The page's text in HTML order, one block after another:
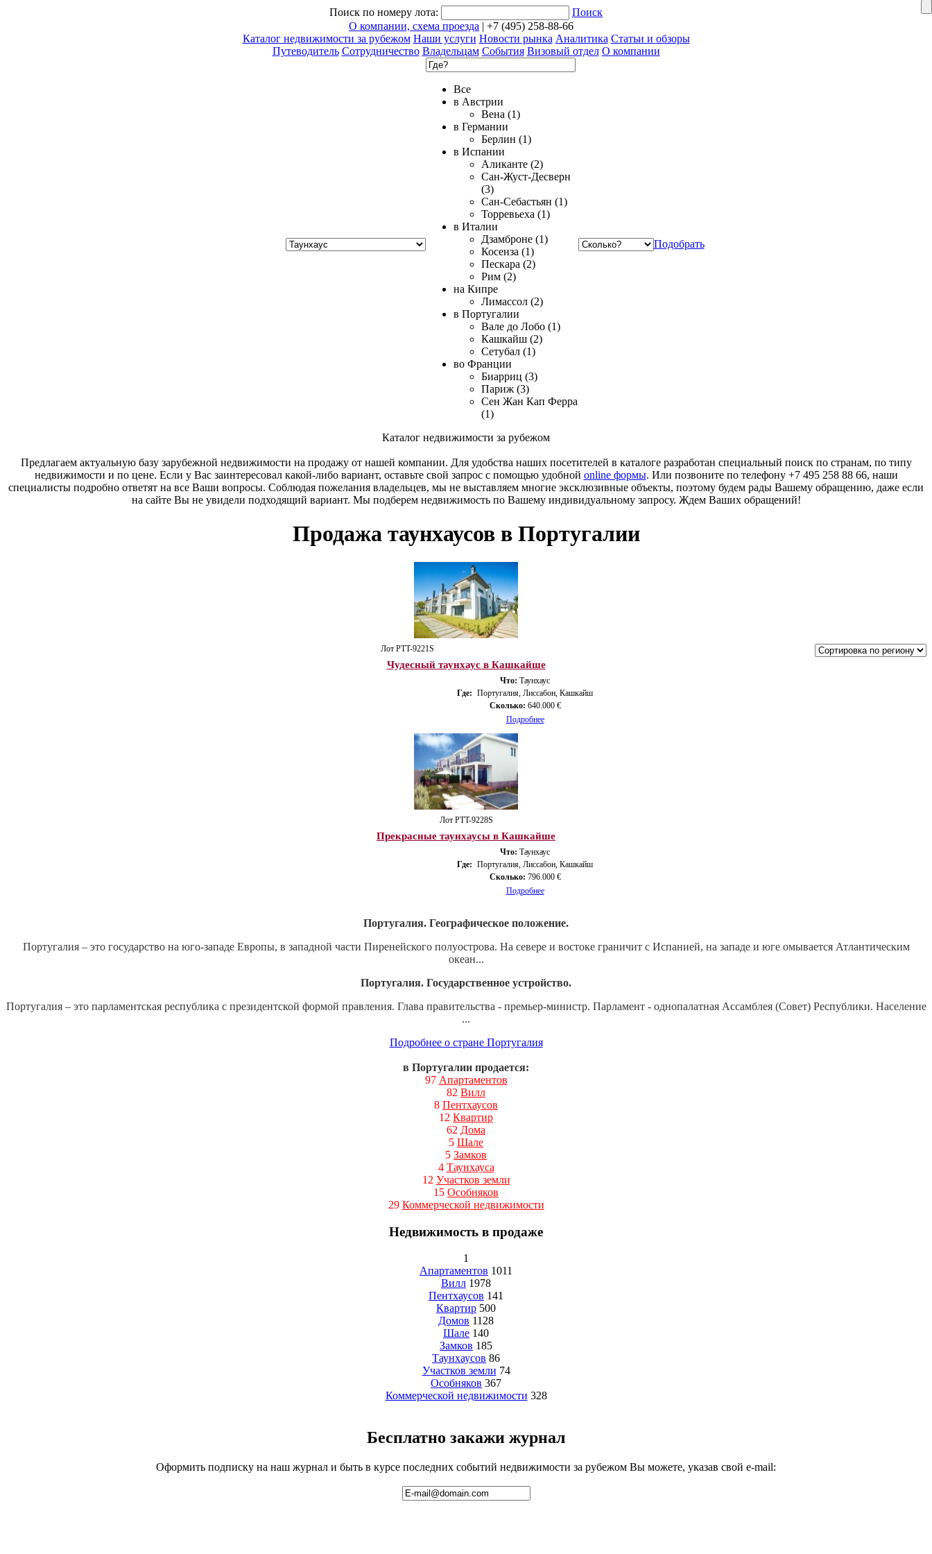
Поиск по номеру лота:
Поиск
О компании, схема проезда | +7 (495) 258-88-66
Каталог недвижимости за рубежом Наши услуги Новости рынка Аналитика Статьи и обзоры
Путеводитель Сотрудничество Владельцам События Визовый отдел О компании
Все
в Австрии
Вена (1)
в Германии
Берлин (1)
в Испании
Аликанте (2)
Сан-Жуст-Десверн
(3)
Сан-Себастьян (1)
Торревьеха (1)
в Италии
Дзамброне (1)
Косенза (1)
Пескара (2)
Рим (2)
на Кипре
Лимассол (2)
в Португалии
Вале до Лобо (1)
Кашкайш (2)
Сетубал (1)
во Франции
Биарриц (3)
Париж (3)
Сен Жан Кап Ферра
(1)
Подобрать
Каталог недвижимости за рубежом
Предлагаем актуальную базу зарубежной недвижимости на продажу от нашей компании. Для удобства наших посетителей в каталоге разработан специальный поиск по странам, по типу
недвижимости и по цене. Если у Вас заинтересовал какой-либо вариант, оставьте свой запрос с помощью удобной online формы. Или позвоните по телефону +7 495 258 88 66, наши
специалисты подробно ответят на все Ваши вопросы. Соблюдая пожелания владельцев, мы не выставляем многие эксклюзивные объекты, поэтому будем рады Вашему обращению, даже если
на сайте Вы не увидели подходящий вариант. Мы подберем недвижимость по Вашему индивидуальному запросу. Ждем Ваших обращений!
Продажа таунхаусов в Португалии
Лот PTT-9221S
Чудесный таунхаус в Кашкайше
Что: Таунхаус
Где: Португалия, Лиссабон, Кашкайш
Сколько: 640.000 €
Подробнее
Лот PTT-9228S
Прекрасные таунхаусы в Кашкайше
Что: Таунхаус
Где: Португалия, Лиссабон, Кашкайш
Сколько: 796.000 €
Подробнее
Португалия. Географическое положение.
Португалия – это государство на юго-западе Европы, в западной части Пиренейского полуострова. На севере и востоке граничит с Испанией, на западе и юге омывается Атлантическим
океан...
Португалия. Государственное устройство.
Португалия – это парламентская республика с президентской формой правления. Глава правительства - премьер-министр. Парламент - однопалатная Ассамблея (Совет) Республики. Население
...
Подробнее о стране Португалия
в Португалии продается:
97 Апартаментов
82 Вилл
8 Пентхаусов
12 Квартир
62 Дома
5 Шале
5 Замков
4 Таунхауса
12 Участков земли
15 Особняков
29 Коммерческой недвижимости
Недвижимость в продаже
1
Апартаментов 1011
Вилл 1978
Пентхаусов 141
Квартир 500
Домов 1128
Шале 140
Замков 185
Таунхаусов 86
Участков земли 74
Особняков 367
Коммерческой недвижимости 328
Бесплатно закажи журнал
Оформить подписку на наш журнал и быть в курсе последних событий недвижимости за рубежом Вы можете, указав свой e-mail: